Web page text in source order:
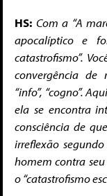
HS: Com a “A
apocalíptico e
catastrofismo”.
convergência de
“info”, “cogno”.
ela se encontra
consciência de
irreflexão
homem contra
o “catastrofismo